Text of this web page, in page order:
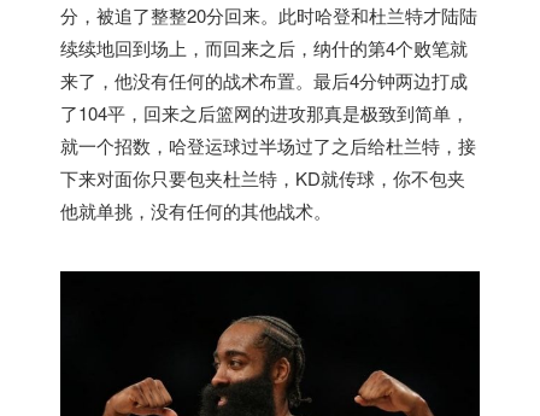
分，被追了整整20分回来。此时哈登和杜兰特才陆陆
续续地回到场上，而回来之后，纳什的第4个败笔就
来了，他没有任何的战术布置。最后4分钟两边打成
了104平，回来之后篮网的进攻那真是极致到简单，
就一个招数，哈登运球过半场过了之后给杜兰特，接
下来对面你只要包夹杜兰特，KD就传球，你不包夹
他就单挑，没有任何的其他战术。